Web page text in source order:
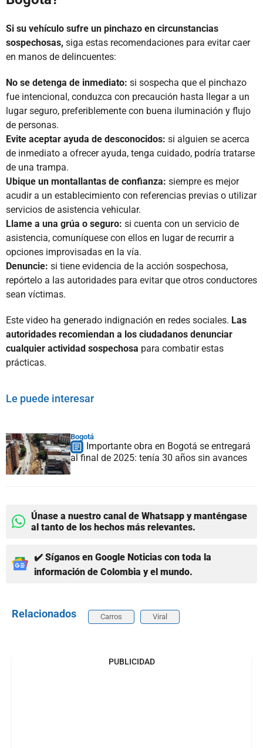
Si su vehículo sufre un pinchazo en circunstancias
sospechosas, siga estas recomendaciones para evitar caer
en manos de delincuentes:
No se detenga de inmediato: si sospecha que el pinchazo
fue intencional, conduzca con precaución hasta llegar a un
lugar seguro, preferiblemente con buena iluminación y flujo
de personas.
Evite aceptar ayuda de desconocidos: si alguien se acerca
de inmediato a ofrecer ayuda, tenga cuidado, podría tratarse
de una trampa.
Ubique un montallantas de confianza: siempre es mejor
acudir a un establecimiento con referencias previas o utilizar
servicios de asistencia vehicular.
Llame a una grúa o seguro: si cuenta con un servicio de
asistencia, comuníquese con ellos en lugar de recurrir a
opciones improvisadas en la vía.
Denuncie: si tiene evidencia de la acción sospechosa,
repórtelo a las autoridades para evitar que otros conductores
sean víctimas.
Este video ha generado indignación en redes sociales. Las
autoridades recomiendan a los ciudadanos denunciar
cualquier actividad sospechosa para combatir estas
prácticas.
Le puede interesar
Bogotá
Importante obra en Bogotá se entregará
al final de 2025: tenía 30 años sin avances
Únase a nuestro canal de Whatsapp y manténgase
al tanto de los hechos más relevantes.
✔️ Síganos en Google Noticias con toda la
información de Colombia y el mundo.
Relacionados Carros Viral
PUBLICIDAD